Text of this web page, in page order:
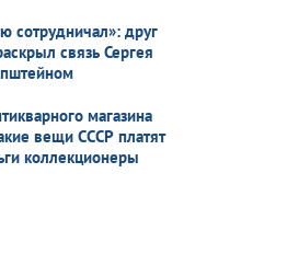
сотрудничал»: друг
связь Сергея
магазина
вещи СССР платят
коллекционеры